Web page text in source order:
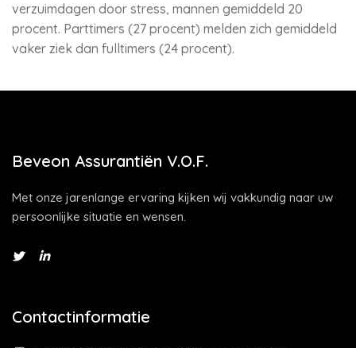
verzuimdagen door stress, mannen gemiddeld 20
procent. Parttimers (27 procent) melden zich gemiddeld
vaker ziek dan fulltimers (24 procent).
Beveon Assurantiën V.O.F.
Met onze jarenlange ervaring kijken wij vakkundig naar uw
persoonlijke situatie en wensen.
Contactinformatie